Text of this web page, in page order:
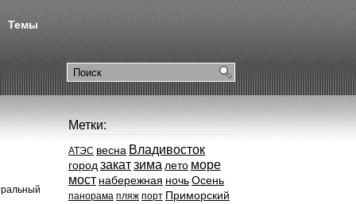
Темы
Метки:
АТЭС весна Владивосток
город закатзима лето море
мост набережная ночьОсень
панорама пляж порт Приморский